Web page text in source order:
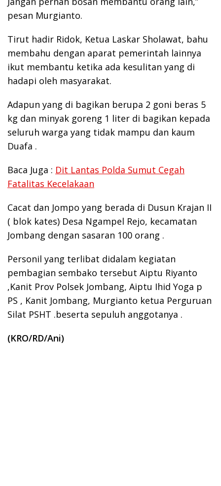
pesan Murgianto.
Tirut hadir Ridok, Ketua Laskar Sholawat, bahu
membahu dengan aparat pemerintah lainnya
ikut membantu ketika ada kesulitan yang di
hadapi oleh masyarakat.
Adapun yang di bagikan berupa 2 goni beras 5
kg dan minyak goreng 1 liter di bagikan kepada
seluruh warga yang tidak mampu dan kaum
Duafa .
Baca Juga : Dit Lantas Polda Sumut Cegah
Fatalitas Kecelakaan
Cacat dan Jompo yang berada di Dusun Krajan II
( blok kates) Desa Ngampel Rejo, kecamatan
Jombang dengan sasaran 100 orang .
Personil yang terlibat didalam kegiatan
pembagian sembako tersebut Aiptu Riyanto
,Kanit Prov Polsek Jombang, Aiptu Ihid Yoga p
PS , Kanit Jombang, Murgianto ketua Perguruan
Silat PSHT .beserta sepuluh anggotanya .
(KRO/RD/Ani)